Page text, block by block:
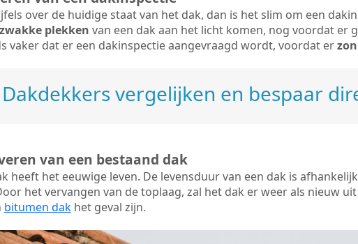
over de huidige staat van het dak, dan is het slim om een
zwakke plekken van een dak aan het licht komen, nog voordat er
vaker dat er een dakinspectie aangevraagd wordt, voordat er
Dakdekkers vergelijken en bespaar
van een bestaand dak
heeft het eeuwige leven. De levensduur van een dak is
het vervangen van de toplaag, zal het dak er weer als nieuw
bitumen dakhet geval zijn.